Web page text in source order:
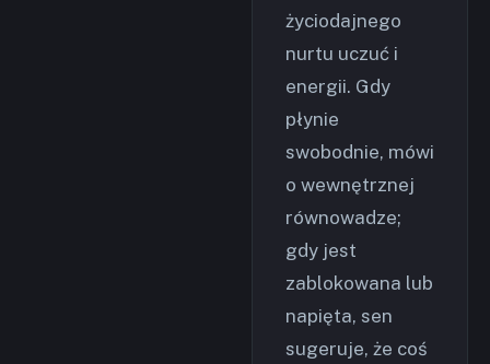
życiodajnego
nurtu uczuć i
energii. Gdy
płynie
swobodnie, mówi
o wewnętrznej
równowadze;
gdy jest
zablokowana lub
napięta, sen
sugeruje, że coś